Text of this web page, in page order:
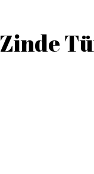
Zinde